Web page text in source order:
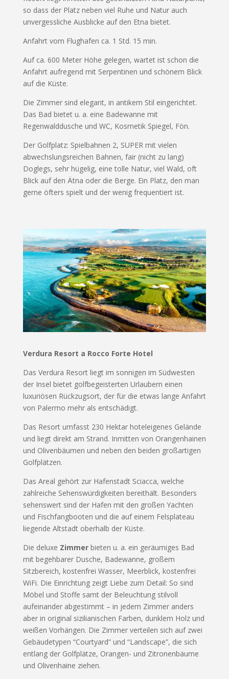
so dass der Platz neben viel Ruhe und Natur auch
unvergessliche Ausblicke auf den Etna bietet.
Anfahrt vom Flughafen ca. 1 Std. 15 min.
Auf ca. 600 Meter Höhe gelegen, wartet ist schon die
Anfahrt aufregend mit Serpentinen und schönem Blick
auf die Küste.
Die Zimmer sind elegant, in antikem Stil eingerichtet.
Das Bad bietet u. a. eine Badewanne mit
Regenwalddusche und WC, Kosmetik Spiegel, Fön.
Der Golfplatz: Spielbahnen 2, SUPER mit vielen
abwechslungsreichen Bahnen, fair (nicht zu lang)
Doglegs, sehr hügelig, eine tolle Natur, viel Wald, oft
Blick auf den Ätna oder die Berge. Ein Platz, den man
gerne öfters spielt und der wenig frequentiert ist.
Verdura Resort a Rocco Forte Hotel
Das Verdura Resort liegt im sonnigen im Südwesten
der Insel bietet golfbegeisterten Urlaubern einen
luxuriösen Rückzugsort, der für die etwas lange Anfahrt
von Palermo mehr als entschädigt.
Das Resort umfasst 230 Hektar hoteleigenes Gelände
und liegt direkt am Strand. Inmitten von Orangenhainen
und Olivenbäumen und neben den beiden großartigen
Golfplätzen.
Das Areal gehört zur Hafenstadt Sciacca, welche
zahlreiche Sehenswürdigkeiten bereithält. Besonders
sehenswert sind der Hafen mit den großen Yachten
und Fischfangbooten und die auf einem Felsplateau
liegende Altstadt oberhalb der Küste.
Die deluxe Zimmerbieten u. a. ein geräumiges Bad
mit begehbarer Dusche, Badewanne, großem
Sitzbereich, kostenfrei Wasser, Meerblick, kostenfrei
WiFi. Die Einrichtung zeigt Liebe zum Detail: So sind
Möbel und Stoffe samt der Beleuchtung stilvoll
aufeinander abgestimmt – in jedem Zimmer anders
aber in original sizilianischen Farben, dunklem Holz und
weißen Vorhängen. Die Zimmer verteilen sich auf zwei
Gebäudetypen “Courtyard” und “Landscape”, die sich
entlang der Golfplätze, Orangen- und Zitronenbäume
und Olivenhaine ziehen.